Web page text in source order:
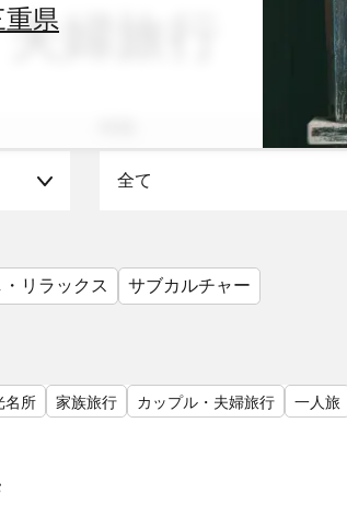
重県婦旅行
全て
リラックス
サブカルチャー
名所 家族旅行 カップル・夫婦旅行
一人旅